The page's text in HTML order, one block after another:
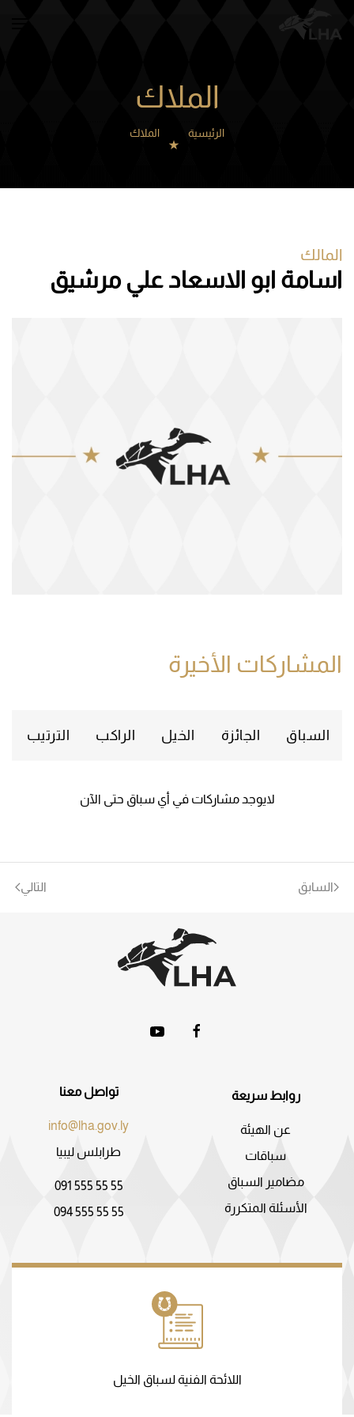
الملاك
الرئيسية الملاك
المالك
اسامة ابو الاسعاد علي مرشيق
المشاركات الأخيرة
السباق الجائزة الخيل الراكب الترتيب
لايوجد مشاركات في أي سباق حتى الآن
السابق التالي
روابط سريعة
عن الهيئة
سباقات
مضامير السباق
الأسئلة المتكررة
تواصل معنا
info@lha.gov.ly
طرابلس ليبيا
091 555 55 55
094 555 55 55
اللائحة الفنية لسباق الخيل